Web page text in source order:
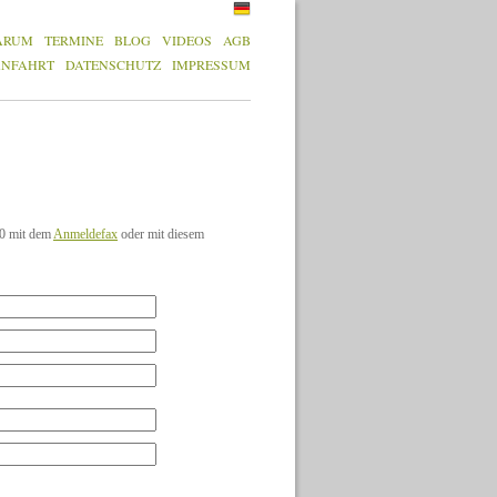
TERMINE BLOG VIDEOS
AGB
DATENSCHUTZ IMPRESSUM
mit dem Anmeldefax oder mit diesem